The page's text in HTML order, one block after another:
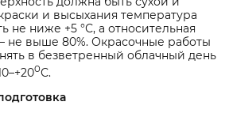
и высыхания температура
не ниже +5 °С, а относительная
не выше 80%. Окрасочные работы
в безветренный облачный день
0С.